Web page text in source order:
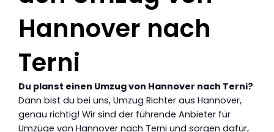
Hannover nach
Terni
Du planst einen Umzug von Hannover nach Terni?
Dann bist du bei uns, Umzug Richter aus Hannover,
genau richtig! Wir sind der führende Anbieter für
Umzüge von Hannover nach Terni und sorgen dafür,